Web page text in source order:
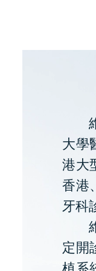
大學
港大
香港
牙科
定開